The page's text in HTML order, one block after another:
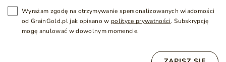
Wyrażam zgodę na otrzymywanie spersonalizowanych wiadomości
od GrainGold.pl jak opisano w polityce prywatności. Subskrypcję
mogę anulować w dowolnym momencie.